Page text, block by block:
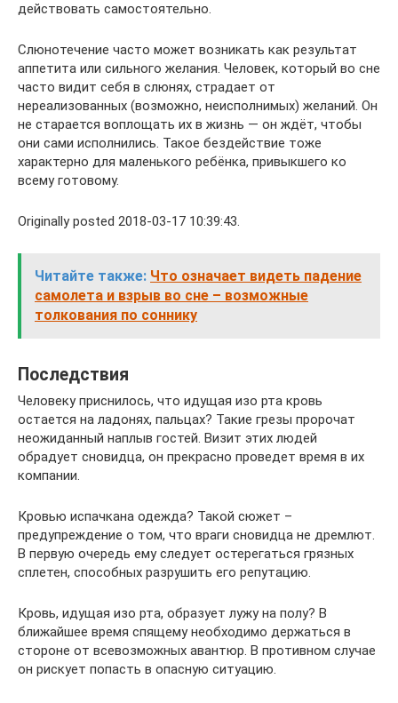
действовать самостоятельно.
Слюнотечение часто может возникать как результат
аппетита или сильного желания. Человек, который во сне
часто видит себя в слюнях, страдает от
нереализованных (возможно, неисполнимых) желаний. Он
не старается воплощать их в жизнь — он ждёт, чтобы
они сами исполнились. Такое бездействие тоже
характерно для маленького ребёнка, привыкшего ко
всему готовому.
Originally posted 2018-03-17 10:39:43.
Читайте также: Что означает видеть падение
самолета и взрыв во сне – возможные
толкования по соннику
Последствия
Человеку приснилось, что идущая изо рта кровь
остается на ладонях, пальцах? Такие грезы пророчат
неожиданный наплыв гостей. Визит этих людей
обрадует сновидца, он прекрасно проведет время в их
компании.
Кровью испачкана одежда? Такой сюжет –
предупреждение о том, что враги сновидца не дремлют.
В первую очередь ему следует остерегаться грязных
сплетен, способных разрушить его репутацию.
Кровь, идущая изо рта, образует лужу на полу? В
ближайшее время спящему необходимо держаться в
стороне от всевозможных авантюр. В противном случае
он рискует попасть в опасную ситуацию.